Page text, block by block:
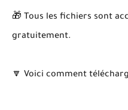
🎁 Tous les fichiers sont
gratuitement.
🔽 Voici comment